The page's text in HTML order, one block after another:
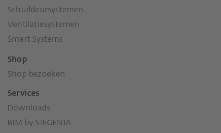
Schuifdeursystemen
Ventilatiesystemen
Smart Systems
Shop
Shop bezoeken
Services
Downloads
BIM by SIEGENIA